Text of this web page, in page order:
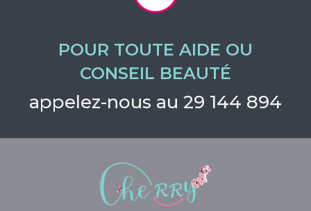
POUR TOUTE AIDE OU
CONSEIL BEAUTÉ
appelez-nous au 29 144 894